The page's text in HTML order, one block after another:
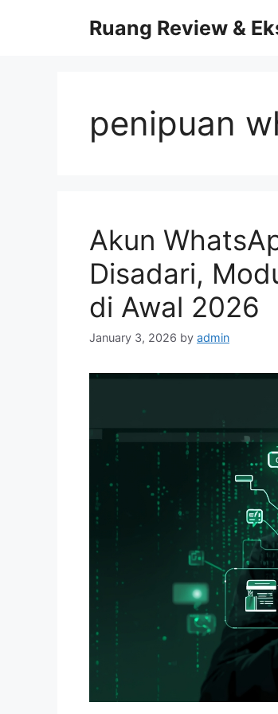
Ruang Review &
penipuan
Akun
Disadari,
di Awal 2026
January 3, 2026 by admin